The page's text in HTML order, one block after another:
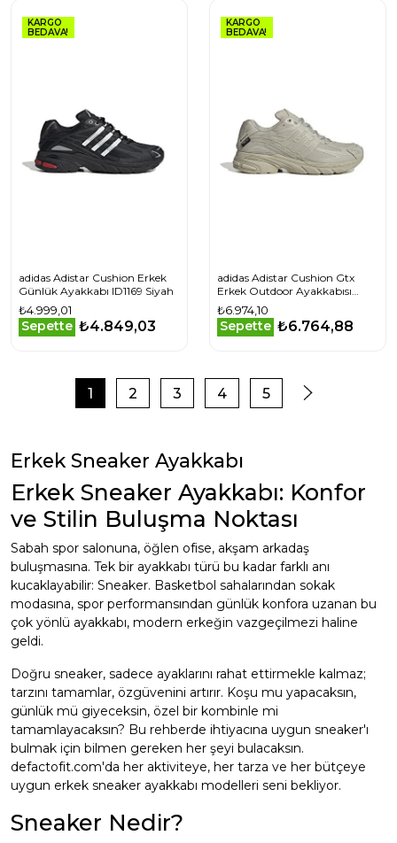
KARGO
BEDAVA!
adidas Adistar Cushion Erkek
Günlük Ayakkabı ID1169 Siyah
₺4.999,01
Sepette ₺4.849,03
KARGO
BEDAVA!
adidas Adistar Cushion Gtx
Erkek Outdoor Ayakkabısı
IG6928 Bej
₺6.974,10
Sepette ₺6.764,88
1 2 3 4 5
Erkek Sneaker Ayakkabı
Erkek Sneaker Ayakkabı: Konfor
ve Stilin Buluşma Noktası
Sabah spor salonuna, öğlen ofise, akşam arkadaş
buluşmasına. Tek bir ayakkabı türü bu kadar farklı anı
kucaklayabilir: Sneaker. Basketbol sahalarından sokak
modasına, spor performansından günlük konfora uzanan bu
çok yönlü ayakkabı, modern erkeğin vazgeçilmezi haline
geldi.
Doğru sneaker, sadece ayaklarını rahat ettirmekle kalmaz;
tarzını tamamlar, özgüvenini artırır. Koşu mu yapacaksın,
günlük mü giyeceksin, özel bir kombinle mi
tamamlayacaksın? Bu rehberde ihtiyacına uygun sneaker'ı
bulmak için bilmen gereken her şeyi bulacaksın.
defactofit.com'da her aktiviteye, her tarza ve her bütçeye
uygun erkek sneaker ayakkabı modelleri seni bekliyor.
Sneaker Nedir?